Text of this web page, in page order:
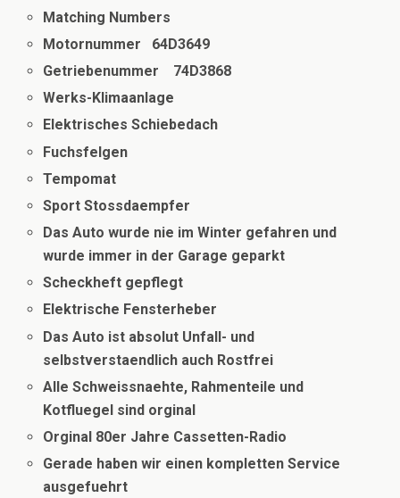
Matching Numbers
Motornummer 64D3649
Getriebenummer 74D3868
Werks-Klimaanlage
Elektrisches Schiebedach
Fuchsfelgen
Tempomat
Sport Stossdaempfer
Das Auto wurde nie im Winter gefahren und
wurde immer in der Garage geparkt
Scheckheft gepflegt
Elektrische Fensterheber
Das Auto ist absolut Unfall- und
selbstverstaendlich auch Rostfrei
Alle Schweissnaehte, Rahmenteile und
Kotfluegel sind orginal
Orginal 80er Jahre Cassetten-Radio
Gerade haben wir einen kompletten Service
ausgefuehrt